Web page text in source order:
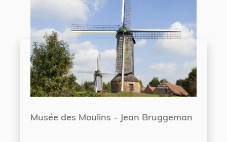
Musée des Moulins - Jean Bruggeman